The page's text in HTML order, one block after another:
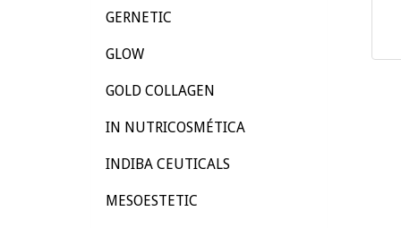
GERNETIC
GLOW
GOLD COLLAGEN
IN NUTRICOSMÉTICA
INDIBA CEUTICALS
MESOESTETIC